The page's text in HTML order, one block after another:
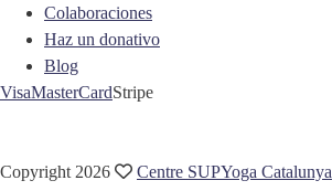
Colaboraciones
Haz un donativo
Blog
VisaMasterCardStripe
Copyright 2026 Centre SUPYoga Catalunya